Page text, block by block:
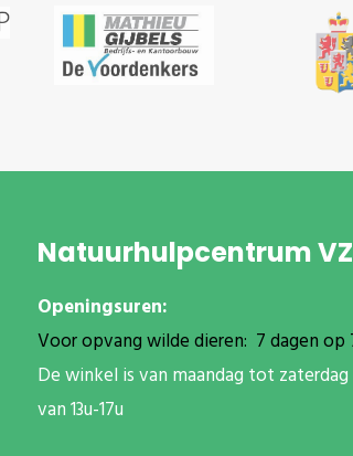
Natuurhulpcentrum
Openingsuren:
Voor opvang wilde dieren: 7 dagen op
De winkel is van maandag tot zaterdag
van 13u-17u